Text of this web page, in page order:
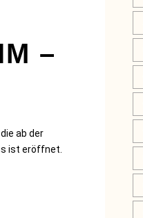
–
ab der
ist eröffnet.